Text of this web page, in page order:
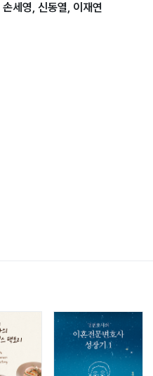
녀의 특성 …………… 36
소년의 적응을 이해하라
사회적 적응에 미치는 영
응
지지
세영, 신동열, 이재연